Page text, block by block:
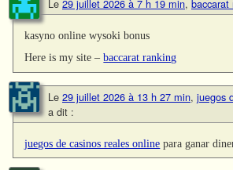
Le 29 juillet 2026 à 7 h 19 min, baccarat
kasyno online wysoki bonus
Here is my site –baccarat ranking
Le 29 juillet 2026 à 13 h 27 min, juegos
a dit :
juegos de casinos reales online para ganar